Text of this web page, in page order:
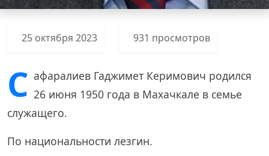
25 октября 2023 931 просмотров
С афаралиев Гаджимет Керимович родился
26 июня 1950 года в Махачкале в семье
служащего.
По национальности лезгин.